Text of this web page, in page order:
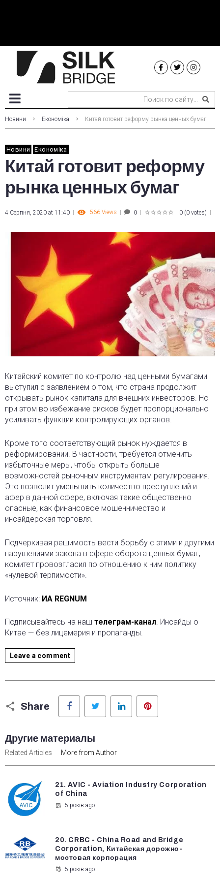
Новини Економіка Китай готовит реформу рынка ценных бумаг
Новини Економіка
Китай готовит реформу
рынка ценных бумаг
4 Серпня, 2020 at 11:40 566 Views 0 0 (0 votes)
Китайский комитет по контролю над ценными бумагами
выступил с заявлением о том, что страна продолжит
открывать рынок капитала для внешних инвесторов. Но
при этом во избежание рисков будет пропорционально
усиливать функции контролирующих органов.
Кроме того соответствующий рынок нуждается в
реформировании. В частности, требуется отменить
избыточные меры, чтобы открыть больше
возможностей рыночным инструментам регулирования.
Это позволит уменьшить количество преступлений и
афер в данной сфере, включая такие общественно
опасные, как финансовое мошенничество и
инсайдерская торговля.
Подчеркивая решимость вести борьбу с этими и другими
нарушениями закона в сфере оборота ценных бумаг,
комитет провозгласил по отношению к ним политику
«нулевой терпимости».
Источник: ИА REGNUM
Подписывайтесь на наш телеграм-канал. Инсайды о
Китае — без лицемерия и пропаганды.
Leave a comment
Share
Facebook Twitter LinkedIn
Другие материалы
Related Articles More from Author
21. AVIC - Aviation Industry Corporation
of China
5 років ago
20. CRBC - China Road and Bridge
Corporation, Китайская дорожно-
мостовая корпорация
5 років ago